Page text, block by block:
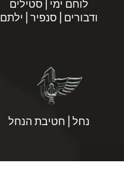
לוחם ימי | סטילים
ודבורים | סנפיר | ילתם
נחל | חטיבת הנחל